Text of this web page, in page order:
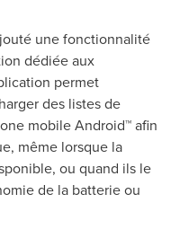
une fonctionnalité
dédiée aux
permet
des listes de
mobile Android™ afin
même lorsque la
ou quand ils le
de la batterie ou